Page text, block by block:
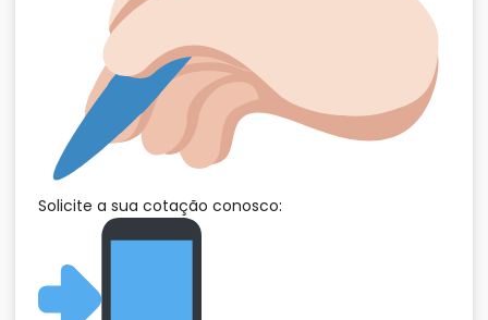
Solicite a sua cotação conosco: